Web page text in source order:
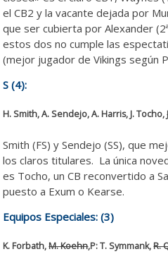
el CB2 y la vacante dejada por
que ser cubierta por Alexander
estos dos no cumple las
(mejor jugador de Vikings según
S (4):
H. Smith, A. Sendejo, A. Harris, J. Tocho,
Smith (FS) y Sendejo (SS), que
los claros titulares. La única
es Tocho, un CB reconvertido a
puesto a Exum o Kearse.
Equipos Especiales: (3)
K. Forbath,M. Koehn,P: T. Symmank,R.